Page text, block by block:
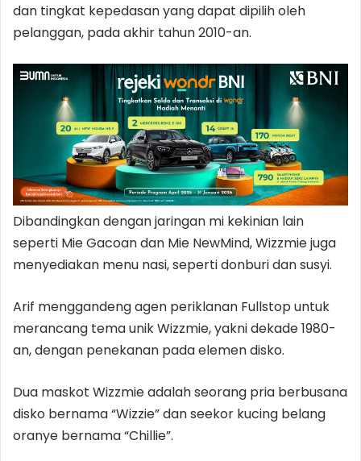
dan tingkat kepedasan yang dapat dipilih oleh
pelanggan, pada akhir tahun 2010-an.
Dibandingkan dengan jaringan mi kekinian lain
seperti Mie Gacoan dan Mie NewMind, Wizzmie juga
menyediakan menu nasi, seperti donburi dan susyi.
Arif menggandeng agen periklanan Fullstop untuk
merancang tema unik Wizzmie, yakni dekade 1980-
an, dengan penekanan pada elemen disko.
Dua maskot Wizzmie adalah seorang pria berbusana
disko bernama “Wizzie” dan seekor kucing belang
oranye bernama “Chillie”.